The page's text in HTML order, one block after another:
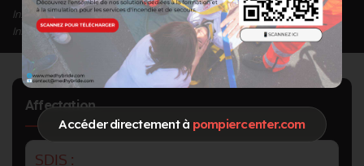
Accéder directement à pompiercenter.com
Inscrit depuis le 11/09/2020 à 15:11
Informations mises à jour le 11/09/2020 à 15:11
Affectation
SDIS :